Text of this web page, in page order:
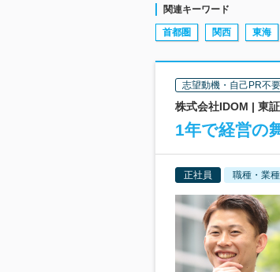
関連キーワード
首都圏 関西 東海
志望動機・自己PR不要
株式会社IDOM | 東
1年で経営の
正社員 職種・業